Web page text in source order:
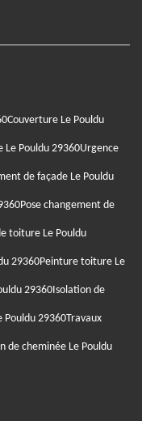
Couverture Le Pouldu
Le Pouldu 29360Urgence
de façade Le Pouldu
Pose changement de
toiture Le Pouldu
29360Peinture toiture Le
29360Isolation de
Pouldu 29360Travaux
de cheminée Le Pouldu